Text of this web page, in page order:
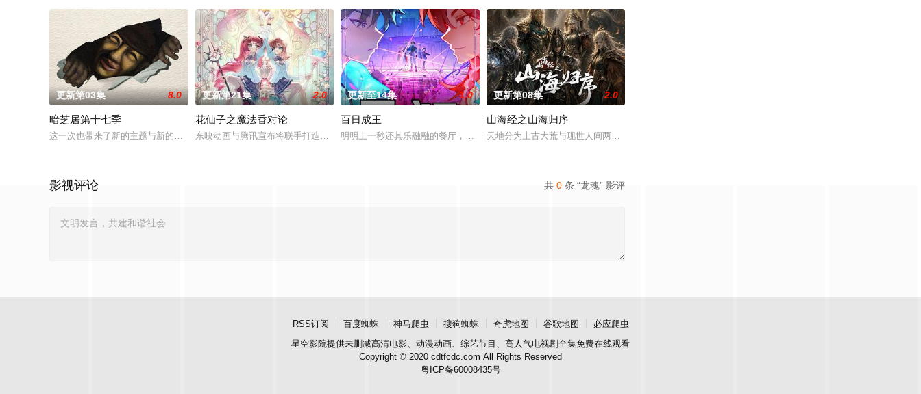
更新第03集 8.0
暗芝居第十七季
这一次也带来了新的主题与新的恐怖演出，充满了令人脊背发凉的故事。负责演唱片尾主题曲的二人歌谣组合“风轮
更新第21集 2.0
花仙子之魔法香对论
东映动画与腾讯宣布将联手打造『花仙子』全新动画新作将继承经典、结合潮流、呈现崭新的花仙子世界
更新至14集 1.0
百日成王
明明上一秒还其乐融融的餐厅，下一秒竟然血流成河……明明是爱民如子的君王下一秒竟然变成嗜血凶兽……“明”
更新第08集 2.0
山海经之山海归序
天地分为上古大荒与现世人间两界，由太极壁垒相隔，域外虚无异境滋生侵蚀神魂、扰乱秩序的暗紫色暗力；
共 0 条 “龙魂” 影评
影视评论
RSS订阅 百度蜘蛛 神马爬虫 搜狗蜘蛛 奇虎地图 谷歌地图
必应爬虫
星空影院提供未删减高清电影、动漫动画、综艺节目、高人气电视剧全集免费在线观看
Copyright © 2020 cdtfcdc.com All Rights Reserved
粤ICP备60008435号